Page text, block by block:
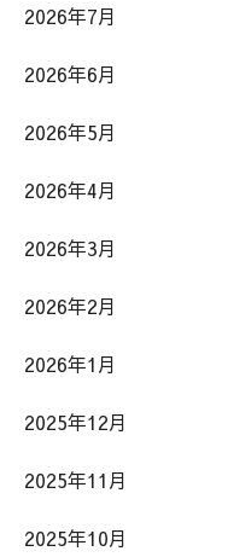
2026年7月
2026年6月
2026年5月
2026年4月
2026年3月
2026年2月
2026年1月
2025年12月
2025年11月
2025年10月